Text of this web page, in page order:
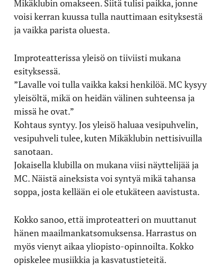
Mikäklubin omakseen. Siitä tulisi paikka, jonne
voisi kerran kuussa tulla nauttimaan esityksestä
ja vaikka parista oluesta.
Improteatterissa yleisö on tiiviisti mukana
esityksessä.
”Lavalle voi tulla vaikka kaksi henkilöä. MC kysyy
yleisöltä, mikä on heidän välinen suhteensa ja
missä he ovat.”
Kohtaus syntyy. Jos yleisö haluaa vesipuhvelin,
vesipuhveli tulee, kuten Mikäklubin nettisivuilla
sanotaan.
Jokaisella klubilla on mukana viisi näyttelijää ja
MC. Näistä aineksista voi syntyä mikä tahansa
soppa, josta kellään ei ole etukäteen aavistusta.
Kokko sanoo, että improteatteri on muuttanut
hänen maailmankatsomuksensa. Harrastus on
myös vienyt aikaa yliopisto-opinnoilta. Kokko
opiskelee musiikkia ja kasvatustieteitä.